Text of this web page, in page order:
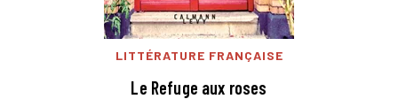
LITTÉRATURE FRANÇAISE
Le Refuge aux roses